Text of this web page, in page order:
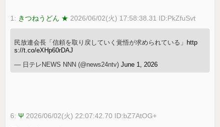
1: きつねうどん ★ 2026/06/02(火) 17:58:38.31 ID:PkZfuSvt
民放連会長「信頼を取り戻していく覚悟が求められている」 http
s://t.co/eXHp60rDAJ
— 日テレNEWS NNN (@news24ntv)June 1, 2026
6: Ψ 2026/06/02(火) 22:07:42.70 ID:bZ7AtOG+